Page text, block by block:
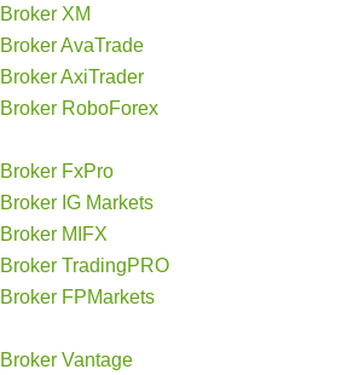
Broker XM
Broker AvaTrade
Broker AxiTrader
Broker RoboForex
Broker FxPro
Broker IG Markets
Broker MIFX
Broker TradingPRO
Broker FPMarkets
Broker Vantage